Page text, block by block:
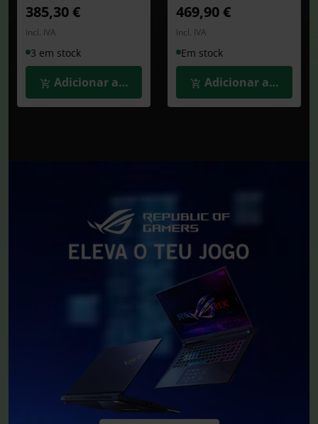
385,30 €
Incl. IVA
3 em stock
Adicionar ao Carrinho
469,90 €
Incl. IVA
Em stock
Adicionar ao